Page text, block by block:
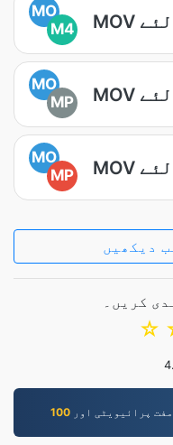
MO
M4
MO
MP
MO
MP
کریں۔
☆
100